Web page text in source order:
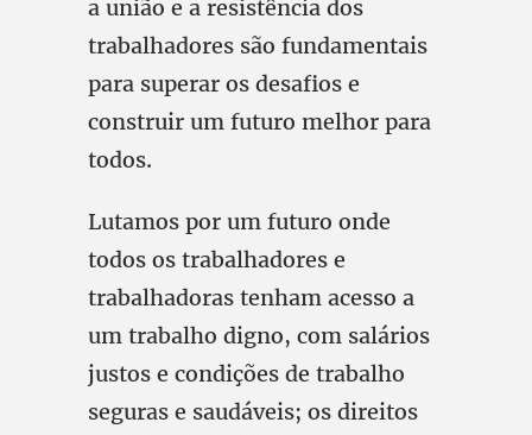
a união e a resistência dos
trabalhadores são fundamentais
para superar os desafios e
construir um futuro melhor para
todos.
Lutamos por um futuro onde
todos os trabalhadores e
trabalhadoras tenham acesso a
um trabalho digno, com salários
justos e condições de trabalho
seguras e saudáveis; os direitos